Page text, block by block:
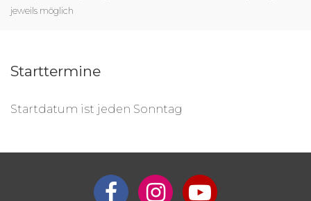
jeweils möglich
Starttermine
Startdatum ist jeden Sonntag